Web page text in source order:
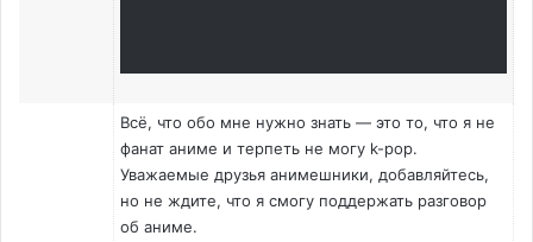
Всё, что обо мне нужно знать — это то, что я не
фанат аниме и терпеть не могу k-pop.
Уважаемые друзья анимешники, добавляйтесь,
но не ждите, что я смогу поддержать разговор
об аниме.